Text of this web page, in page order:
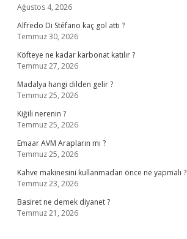
Ağustos 4, 2026
Alfredo Di Stéfano kaç gol attı ?
Temmuz 30, 2026
Köfteye ne kadar karbonat katılır ?
Temmuz 27, 2026
Madalya hangi dilden gelir ?
Temmuz 25, 2026
Kiğili nerenin ?
Temmuz 25, 2026
Emaar AVM Arapların mı ?
Temmuz 25, 2026
Kahve makinesini kullanmadan önce ne yapmalı ?
Temmuz 23, 2026
Basiret ne demek diyanet ?
Temmuz 21, 2026